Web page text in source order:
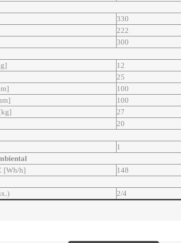
330
222
300
12
25
100
100
27
20
1
[Wh/h]
148
2/4